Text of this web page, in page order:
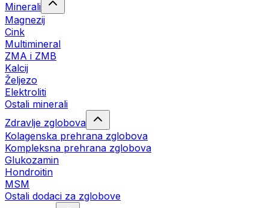
Minerali
Magnezij
Cink
Multimineral
ZMA i ZMB
Kalcij
Željezo
Elektroliti
Ostali minerali
Zdravlje zglobova
Kolagenska prehrana zglobova
Kompleksna prehrana zglobova
Glukozamin
Hondroitin
MSM
Ostali dodaci za zglobove